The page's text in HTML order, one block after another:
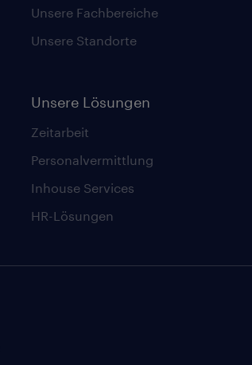
Unsere Fachbereiche
Unsere Standorte
Unsere Lösungen
Zeitarbeit
Personalvermittlung
Inhouse Services
HR-Lösungen